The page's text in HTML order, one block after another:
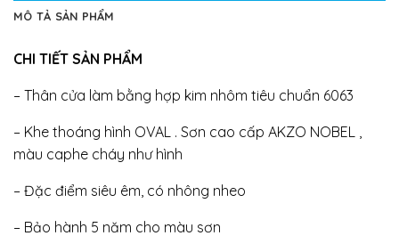
MÔ TẢ SẢN PHẨM
CHI TIẾT SẢN PHẨM
– Thân cửa làm bằng hợp kim nhôm tiêu chuẩn 6063
– Khe thoáng hình OVAL . Sơn cao cấp AKZO NOBEL ,
màu caphe cháy như hình
– Đặc điểm siêu êm, có nhông nheo
– Bảo hành 5 năm cho màu sơn